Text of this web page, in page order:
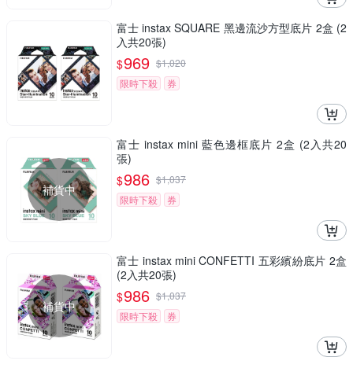
富士 instax SQUARE 黑邊流沙方型底片 2盒 (2
入共20張)
$969 $1,020
限時下殺
券
補貨中
富士 instax mini 藍色邊框底片 2盒 (2入共20
張)
$986 $1,037
限時下殺
券
補貨中
富士 instax mini CONFETTI 五彩繽紛底片 2盒
(2入共20張)
$986 $1,037
限時下殺
券